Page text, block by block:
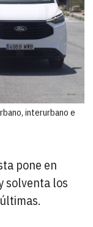
interurbano e
pone en
solventa los